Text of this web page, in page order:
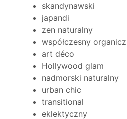
skandynawski
japandi
zen naturalny
współczesny
art déco
Hollywood glam
nadmorski naturalny
urban chic
transitional
eklektyczny